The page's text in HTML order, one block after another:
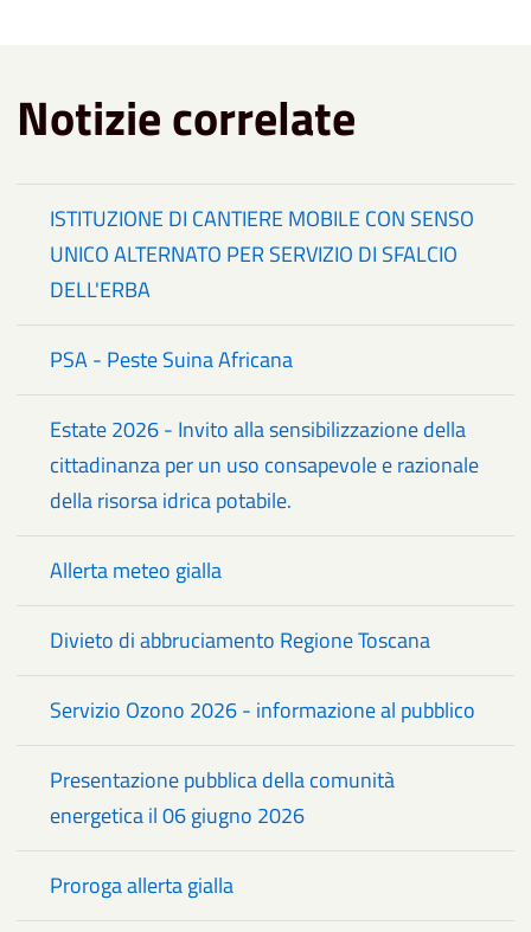
Notizie correlate
ISTITUZIONE DI CANTIERE MOBILE CON SENSO
UNICO ALTERNATO PER SERVIZIO DI SFALCIO
DELL'ERBA
PSA - Peste Suina Africana
Estate 2026 - Invito alla sensibilizzazione della
cittadinanza per un uso consapevole e razionale
della risorsa idrica potabile.
Allerta meteo gialla
Divieto di abbruciamento Regione Toscana
Servizio Ozono 2026 - informazione al pubblico
Presentazione pubblica della comunità
energetica il 06 giugno 2026
Proroga allerta gialla